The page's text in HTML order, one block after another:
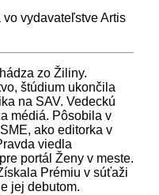
vydavateľstve Artis
zo Žiliny.
štúdium ukončila
na SAV. Vedeckú
médiá. Pôsobila v
ako editorka v
viedla
portál Ženy v meste.
Prémiu v súťaži
jej debutom.